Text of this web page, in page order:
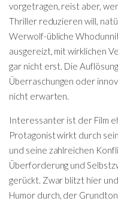
vorgetragen, reist aber,
Thriller reduzieren will,
Werwolf-übliche
ausgereizt, mit wirklichen
gar nicht erst. Die
Überraschungen oder
nicht erwarten.
Interessanter ist der Film
Protagonist wirkt durch
und seine zahlreichen
Überforderung und
gerückt. Zwar blitzt hier
Humor durch, der